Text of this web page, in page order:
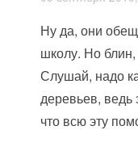
Ну да, они
школу. Но
Слушай, надо
деревьев, ведь
что всю эту